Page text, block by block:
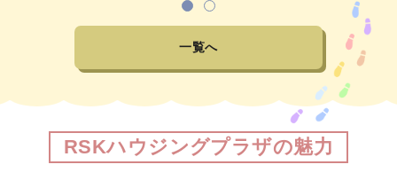
1 2
一覧へ
RSKハウジングプラザの魅力